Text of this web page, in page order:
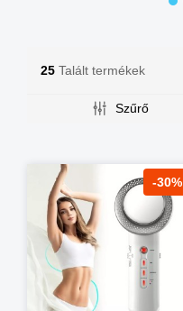
25 Talált termékek
Szűrő
-30%